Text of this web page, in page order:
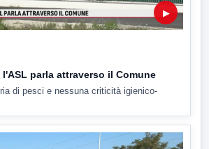
▶
l'ASL parla attraverso il Comune
di pesci e nessuna criticità igienico-